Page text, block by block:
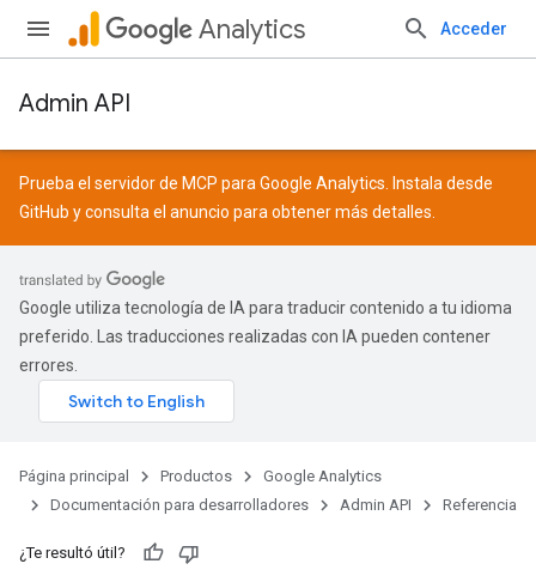
Analytics Acceder
Admin API
Prueba el servidor de MCP para Google Analytics. Instala desde
GitHub y consulta el anuncio para obtener más detalles.
Google utiliza tecnología de IA para traducir contenido a tu idioma
preferido. Las traducciones realizadas con IA pueden contener
errores.
Página principal Productos
Google Analytics
Documentación para desarrolladores
Admin API Referencia
¿Te resultó útil?